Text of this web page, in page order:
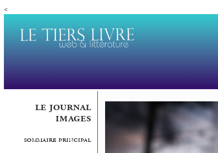
<
le journal
images
sommaire principal